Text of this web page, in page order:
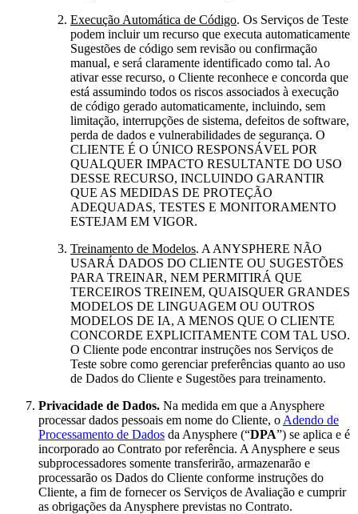
Execução Automática de Código. Os Serviços de Teste
podem incluir um recurso que executa automaticamente
Sugestões de código sem revisão ou confirmação
manual, e será claramente identificado como tal. Ao
ativar esse recurso, o Cliente reconhece e concorda que
está assumindo todos os riscos associados à execução
de código gerado automaticamente, incluindo, sem
limitação, interrupções de sistema, defeitos de software,
perda de dados e vulnerabilidades de segurança. O
CLIENTE É O ÚNICO RESPONSÁVEL POR
QUALQUER IMPACTO RESULTANTE DO USO
DESSE RECURSO, INCLUINDO GARANTIR
QUE AS MEDIDAS DE PROTEÇÃO
ADEQUADAS, TESTES E MONITORAMENTO
ESTEJAM EM VIGOR.
Treinamento de Modelos. A ANYSPHERE NÃO
USARÁ DADOS DO CLIENTE OU SUGESTÕES
PARA TREINAR, NEM PERMITIRÁ QUE
TERCEIROS TREINEM, QUAISQUER GRANDES
MODELOS DE LINGUAGEM OU OUTROS
MODELOS DE IA, A MENOS QUE O CLIENTE
CONCORDE EXPLICITAMENTE COM TAL USO.
O Cliente pode encontrar instruções nos Serviços de
Teste sobre como gerenciar preferências quanto ao uso
de Dados do Cliente e Sugestões para treinamento.
Privacidade de Dados. Na medida em que a Anysphere
processar dados pessoais em nome do Cliente, o Adendo de
Processamento de Dados da Anysphere (“DPA”) se aplica e é
incorporado ao Contrato por referência. A Anysphere e seus
subprocessadores somente transferirão, armazenarão e
processarão os Dados do Cliente conforme instruções do
Cliente, a fim de fornecer os Serviços de Avaliação e cumprir
as obrigações da Anysphere previstas no Contrato.